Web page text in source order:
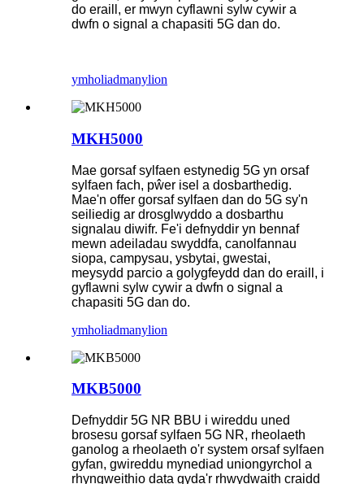
do eraill, er mwyn cyflawni sylw cywir a
dwfn o signal a chapasiti 5G dan do.
ymholiadmanylion
MKH5000
Mae gorsaf sylfaen estynedig 5G yn orsaf
sylfaen fach, pŵer isel a dosbarthedig.
Mae'n offer gorsaf sylfaen dan do 5G sy'n
seiliedig ar drosglwyddo a dosbarthu
signalau diwifr. Fe'i defnyddir yn bennaf
mewn adeiladau swyddfa, canolfannau
siopa, campysau, ysbytai, gwestai,
meysydd parcio a golygfeydd dan do eraill, i
gyflawni sylw cywir a dwfn o signal a
chapasiti 5G dan do.
ymholiadmanylion
MKB5000
Defnyddir 5G NR BBU i wireddu uned
brosesu gorsaf sylfaen 5G NR, rheolaeth
ganolog a rheolaeth o'r system orsaf sylfaen
gyfan, gwireddu mynediad uniongyrchol a
rhyngweithio data gyda'r rhwydwaith craidd